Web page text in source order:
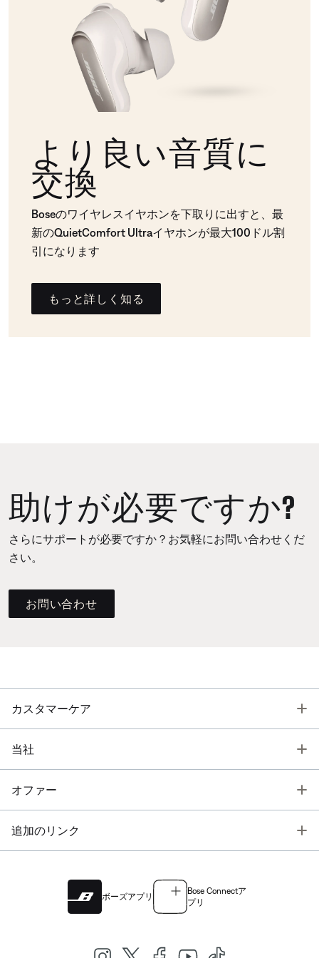
より良い音質に
交換
Boseのワイヤレスイヤホンを下取りに出すと、最
新のQuietComfort Ultraイヤホンが最大100ドル割
引になります
もっと詳しく知る
助けが必要ですか?
さらにサポートが必要ですか？お気軽にお問い合わせくだ
さい。
お問い合わせ
カスタマーケア
当社
オファー
追加のリンク
ボーズアプリ
Bose Connectア
プリ